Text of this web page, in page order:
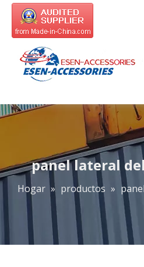
panel lateral
Hogar » productos »